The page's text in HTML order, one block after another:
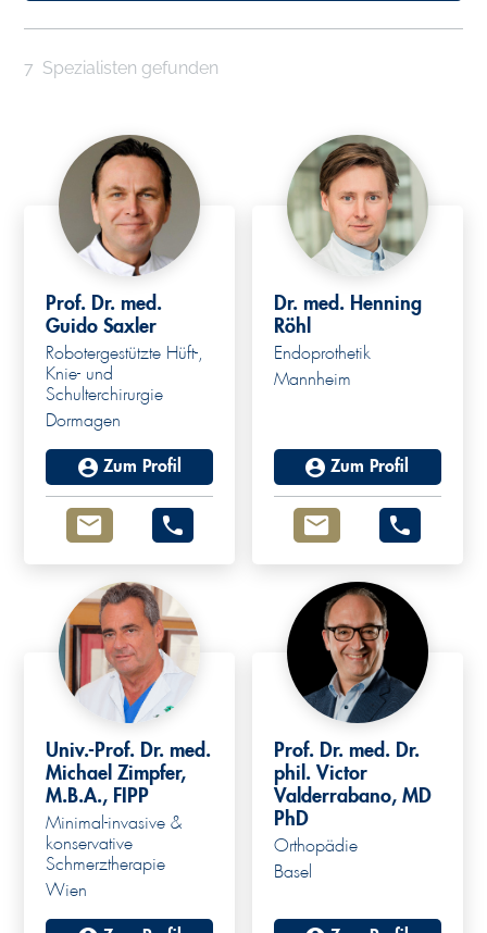
7 Spezialisten gefunden
Prof. Dr. med.
Guido Saxler
Robotergestützte Hüft-,
Knie- und
Schulterchirurgie
Dormagen
Zum Profil
Dr. med. Henning
Röhl
Endoprothetik
Mannheim
Zum Profil
Univ.-Prof. Dr. med.
Michael Zimpfer,
M.B.A., FIPP
Minimal-invasive &
konservative
Schmerztherapie
Wien
Prof. Dr. med. Dr.
phil. Victor
Valderrabano, MD
PhD
Orthopädie
Basel